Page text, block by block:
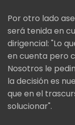
Por otro lado
será tenida en
dirigencial: "Lo
en cuenta pero
Nosotros le
la decisión es
que en el
solucionar".